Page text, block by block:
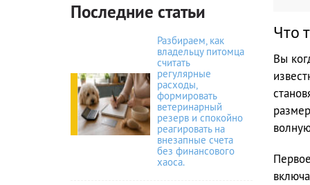
Последние статьи
Разбираем, как
владельцу питомца
считать
регулярные
расходы,
формировать
ветеринарный
резерв и спокойно
реагировать на
внезапные счета
без финансового
хаоса.
Что
Вы